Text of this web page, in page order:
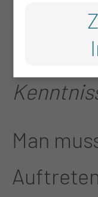
Job und
Man